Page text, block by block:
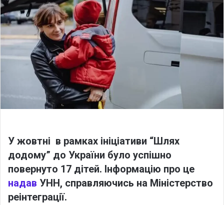
o
w
o
n
X
a
n
e
m
a
i
l
У жовтні в рамках ініціативи “Шлях
додому” до України було успішно
повернуто 17 дітей. Інформацію про це
надав УНН, справляючись на Міністерство
реінтеграції.